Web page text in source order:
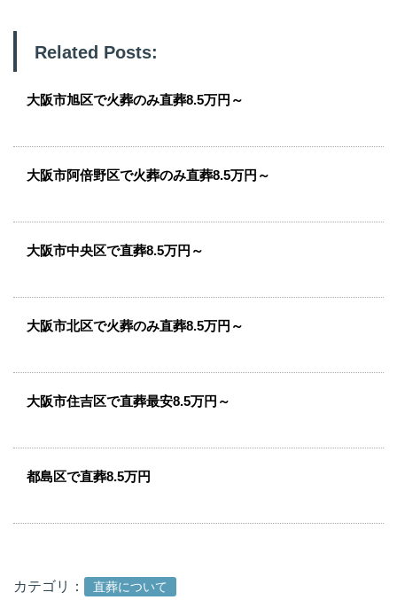
Related Posts:
大阪市旭区で火葬のみ直葬8.5万円～
大阪市阿倍野区で火葬のみ直葬8.5万円～
大阪市中央区で直葬8.5万円～
大阪市北区で火葬のみ直葬8.5万円～
大阪市住吉区で直葬最安8.5万円～
都島区で直葬8.5万円
カテゴリ： 直葬について